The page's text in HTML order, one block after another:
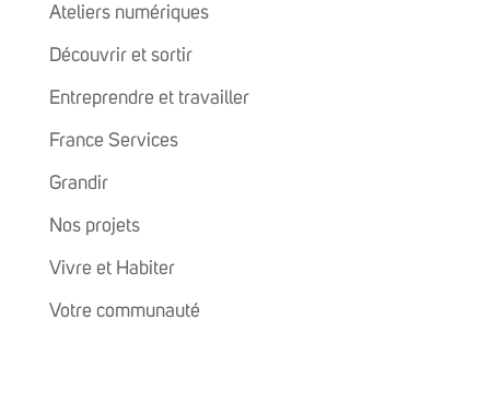
Ateliers numériques
Découvrir et sortir
Entreprendre et travailler
France Services
Grandir
Nos projets
Vivre et Habiter
Votre communauté